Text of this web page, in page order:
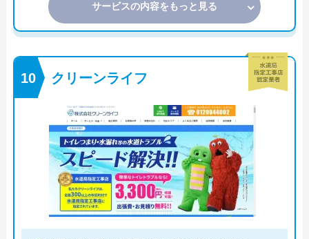
サービスの内容をもっと見る
クリーンライフ